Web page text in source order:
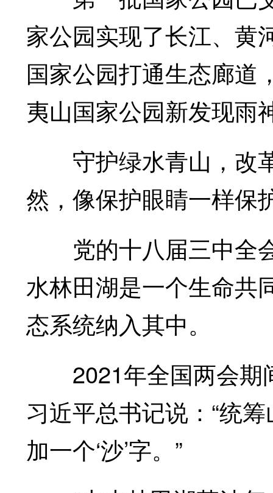
家公园实现了长江、黄
国家公园打通生态廊道
夷山国家公园新发现
守护绿水青山，改
然，像保护眼睛一样保
党的十八届三中全会
水林田湖是一个生命共
态系统纳入其中。
2021年全国两会期
习近平总书记说：“统
加一个‘沙’字。”